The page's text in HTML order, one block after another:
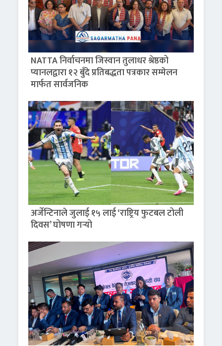
NATTA निर्वाचनमा जिस्वान तुलाधर श्रेष्ठको
प्यानलद्वारा १२ बुँदे प्रतिबद्धता पत्रकार सम्मेलन
मार्फत सार्वजनिक
अर्जेन्टिनाले जुलाई १५ लाई ‘राष्ट्रिय फुटबल टोली
दिवस’ घोषणा गर्‍यो